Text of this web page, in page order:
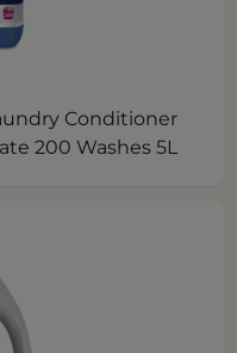
Conditioner
200 Washes 5L